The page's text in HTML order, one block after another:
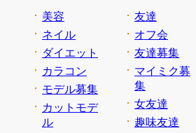
美容
ネイル
ダイエット
カラコン
モデル募集
カットモデ
ル
友達
オフ会
友達募集
マイミク募
集
女友達
趣味友達